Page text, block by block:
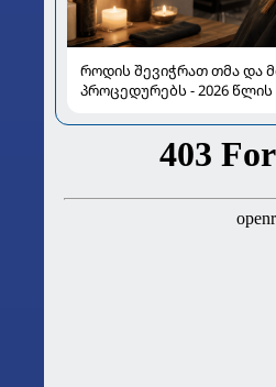
როდის შევიჭრათ თმა და
პროცედურებს - 2026